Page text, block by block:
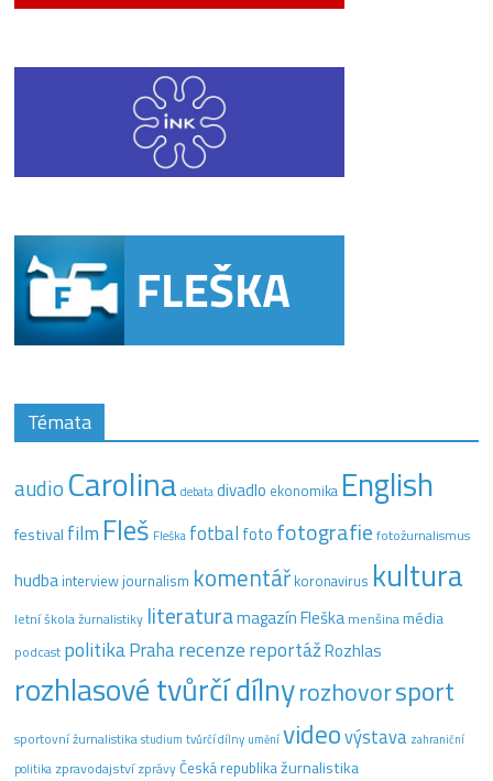
Témata
audio Carolina debata divadlo ekonomika English
festival film Fleš Fleška fotbal foto fotografie fotožurnalismus
hudba interview journalism komentář koronavirus kultura
letní škola žurnalistiky literaturamagazín Fleška menšinamédia
podcast politikaPraharecenzereportážRozhlas
rozhlasové tvůrčí dílnyrozhovorsport
sportovní žurnalistika studium tvůrčí dílny uměnívideovýstava zahraniční
politika zpravodajstvízprávyČeská republikažurnalistika